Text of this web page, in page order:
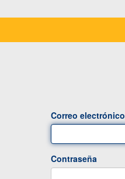
Correo electrónico
Contraseña